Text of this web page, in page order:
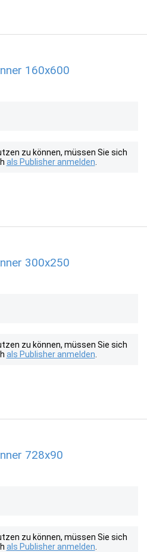
160x600
zu können, müssen Sie sich
als Publisher anmelden
300x250
zu können, müssen Sie sich
als Publisher anmelden
728x90
zu können, müssen Sie sich
als Publisher anmelden